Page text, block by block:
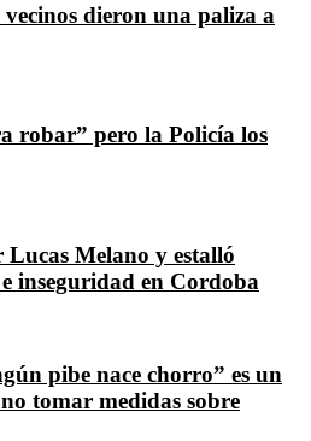
vecinos dieron una paliza a
robar” pero la Policía los
Melano y estalló
inseguridad en Cordoba
pibe nace chorro” es un
tomar medidas sobre